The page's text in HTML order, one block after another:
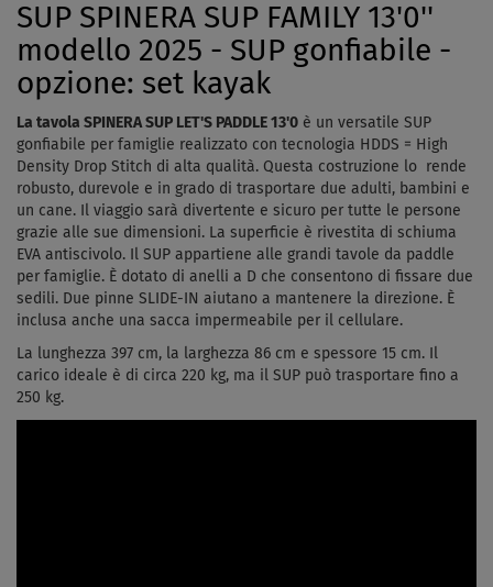
SUP SPINERA SUP FAMILY 13'0''
modello 2025 - SUP gonfiabile -
opzione: set kayak
La tavola SPINERA SUP LET'S PADDLE 13'0 è un versatile SUP
gonfiabile per famiglie realizzato con tecnologia HDDS = High
Density Drop Stitch di alta qualità. Questa costruzione lo rende
robusto, durevole e in grado di trasportare due adulti, bambini e
un cane. Il viaggio sarà divertente e sicuro per tutte le persone
grazie alle sue dimensioni. La superficie è rivestita di schiuma
EVA antiscivolo. Il SUP appartiene alle grandi tavole da paddle
per famiglie. È dotato di anelli a D che consentono di fissare due
sedili. Due pinne SLIDE-IN aiutano a mantenere la direzione. È
inclusa anche una sacca impermeabile per il cellulare.
La lunghezza 397 cm, la larghezza 86 cm e spessore 15 cm. Il
carico ideale è di circa 220 kg, ma il SUP può trasportare fino a
250 kg.